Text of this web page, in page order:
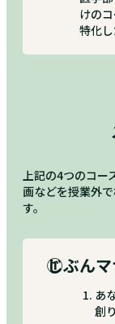
けの
特化し
上記の4つのコ
画などを授業外
す。
①
じぶん
あ
創